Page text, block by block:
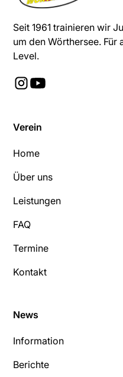
Seit 1961 trainieren wir
um den Wörthersee.
Level.
Verein
Home
Über uns
Leistungen
FAQ
Termine
Kontakt
News
Information
Berichte